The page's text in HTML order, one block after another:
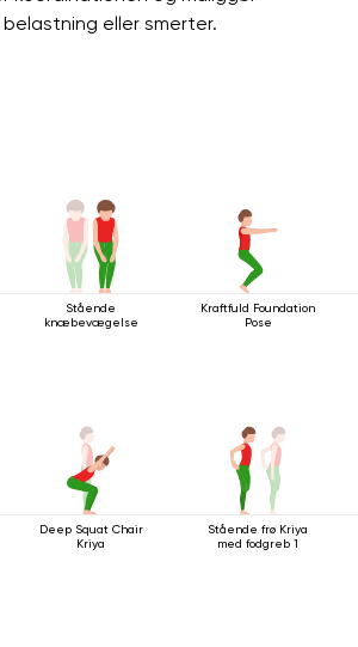
eller smerter.
Stående
knæbevægelse
Kraftfuld Foundation
Pose
Deep Squat Chair
Kriya
Stående frø Kriya
med fodgreb 1